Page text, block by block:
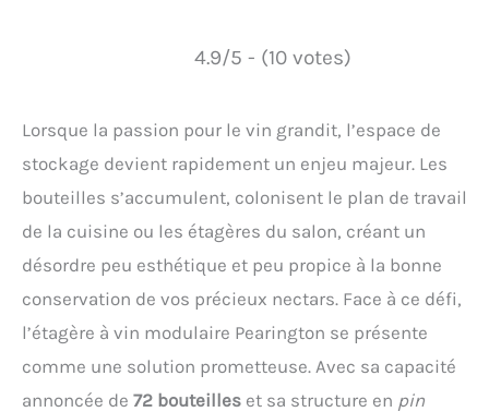
4.9/5 - (10 votes)
Lorsque la passion pour le vin grandit, l’espace de
stockage devient rapidement un enjeu majeur. Les
bouteilles s’accumulent, colonisent le plan de travail
de la cuisine ou les étagères du salon, créant un
désordre peu esthétique et peu propice à la bonne
conservation de vos précieux nectars. Face à ce défi,
l’étagère à vin modulaire Pearington se présente
comme une solution prometteuse. Avec sa capacité
annoncée de 72 bouteilles et sa structure en pin